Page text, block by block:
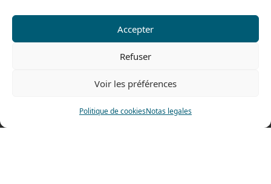
Accepter
Refuser
Voir les préférences
Politique de cookiesNotas legales
Fax: 0033 474 62 81 69
478 rue Alexandre Richetta